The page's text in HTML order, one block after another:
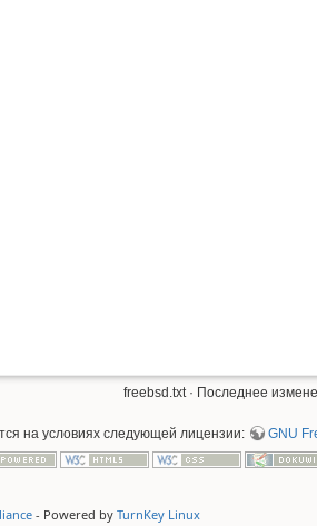
freebsd.txt· Последнее
на условиях следующей лицензии: GNU
- Powered by TurnKey Linux